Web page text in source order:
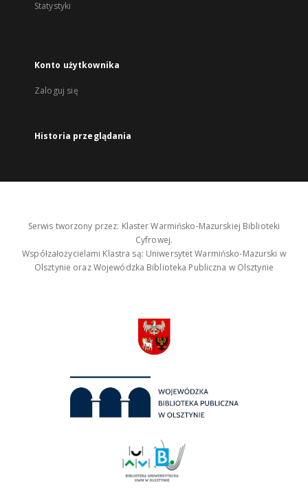
Statystyki
Konto użytkownika
Zaloguj się
Historia przeglądania
Serwis tworzony przez: Klaster Warmińsko-Mazurskiej Biblioteki
Cyfrowej.
Współzałożycielami Klastra są: Uniwersytet Warmińsko-Mazurski w
Olsztynie oraz Wojewódzka Biblioteka Publiczna w Olsztynie